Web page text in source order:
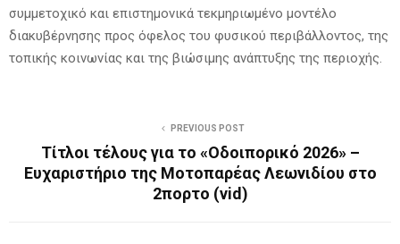
συμμετοχικό και επιστημονικά τεκμηριωμένο μοντέλο
διακυβέρνησης προς όφελος του φυσικού περιβάλλοντος, της
τοπικής κοινωνίας και της βιώσιμης ανάπτυξης της περιοχής.
PREVIOUS POST
Τίτλοι τέλους για το «Οδοιπορικό 2026» –
Ευχαριστήριο της Μοτοπαρέας Λεωνιδίου στο
2πορτο (vid)